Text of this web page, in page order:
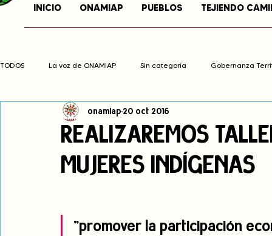
INICIO ONAMIAP PUEBLOS TEJIENDO
TODOS La voz de ONAMIAP Sin categoría Gobernanza
Cambio climático Navegador indígena
Pronunciamientos Observatorio de consulta previa
REALIZAREMOS
MUJERES INDÍGENAS
onamiap 20 oct 2016
"promover la participación